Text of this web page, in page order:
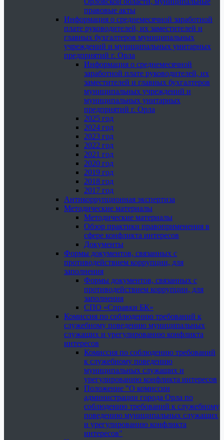
правовые акты
Информация о среднемесячной заработной
плате руководителей, их заместителей и
главных бухгалтеров муниципальных
учреждений и муниципальных унитарных
предприятий г. Орла
Информация о среднемесячной
заработной плате руководителей, их
заместителей и главных бухгалтеров
муниципальных учреждений и
муниципальных унитарных
предприятий г. Орла
2025 год
2024 год
2023 год
2022 год
2021 год
2020 год
2019 год
2018 год
2017 год
Антикоррупционная экспертиза
Методические материалы
Методические материалы
Обзор практики правоприменения в
сфере конфликта интересов
Документы
Формы документов, связанных с
противодействием коррупции, для
заполнения
Формы документов, связанных с
противодействием коррупции, для
заполнения
СПО «Справки БК»
Комиссия по соблюдению требований к
служебному поведению муниципальных
служащих и урегулированию конфликта
интересов
Комиссия по соблюдению требований
к служебному поведению
муниципальных служащих и
урегулированию конфликта интересов
Положение "О комиссии
администрации города Орла по
соблюдению требований к служебному
поведению муниципальных служащих
и урегулированию конфликта
интересов"